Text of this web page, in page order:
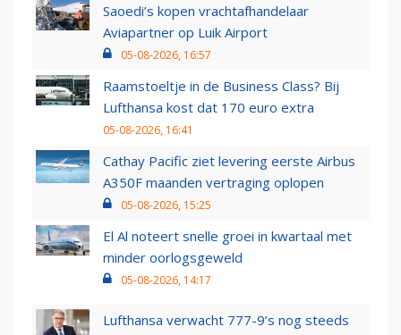
Saoedi’s kopen vrachtafhandelaar
Aviapartner op Luik Airport
05-08-2026, 16:57
Raamstoeltje in de Business Class? Bij
Lufthansa kost dat 170 euro extra
05-08-2026, 16:41
Cathay Pacific ziet levering eerste Airbus
A350F maanden vertraging oplopen
05-08-2026, 15:25
El Al noteert snelle groei in kwartaal met
minder oorlogsgeweld
05-08-2026, 14:17
Lufthansa verwacht 777-9’s nog steeds